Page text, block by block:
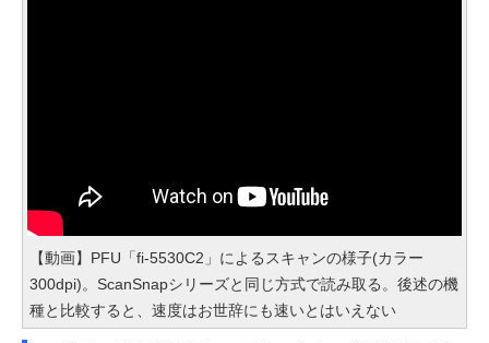
【動画】PFU「fi-5530C2」によるスキャンの様子(カラー
300dpi)。ScanSnapシリーズと同じ方式で読み取る。後述の機
種と比較すると、速度はお世辞にも速いとはいえない